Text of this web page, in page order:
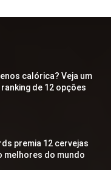
calórica? Veja um
de 12 opções
premia 12 cervejas
melhores do mundo